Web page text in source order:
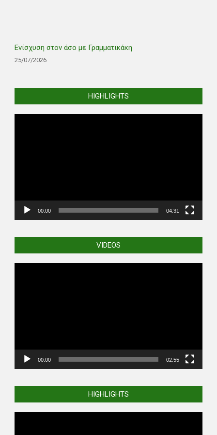
Ενίσχυση στον άσο με Γραμματικάκη
25/07/2026
HIGHLIGHTS
00:00 04:31
VIDEOS
00:00 02:55
HIGHLIGHTS